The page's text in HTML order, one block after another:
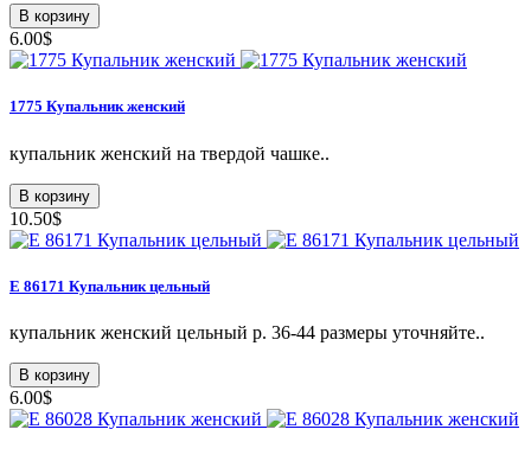
В корзину
6.00$
1775 Купальник женский
купальник женский на твердой чашке..
В корзину
10.50$
Е 86171 Купальник цельный
купальник женский цельный р. 36-44 размеры уточняйте..
В корзину
6.00$